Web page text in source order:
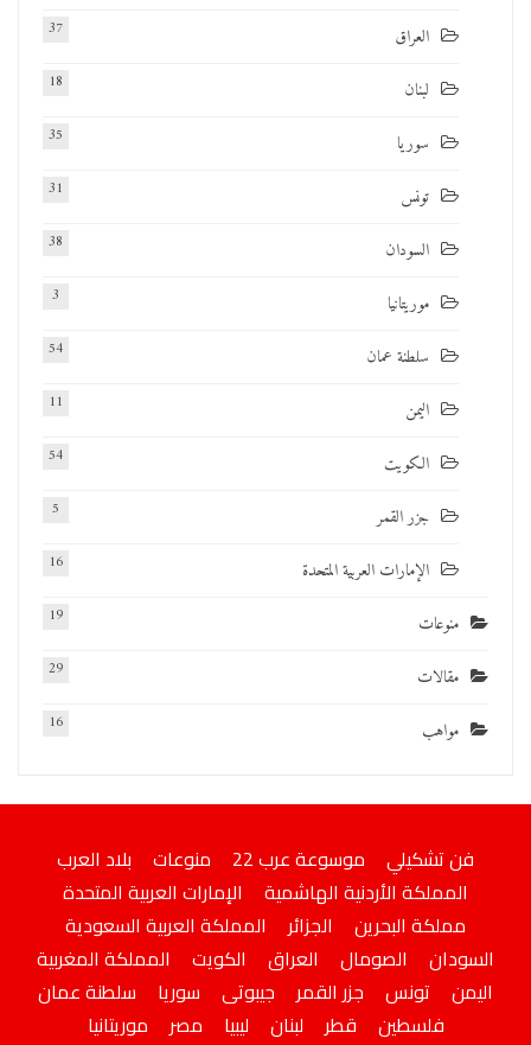
العراق 37
لبنان 18
سوريا 35
تونس 31
السودان 38
موريتانيا 3
سلطنة عمان 54
اليمن 11
الكويت 54
جزر القمر 5
الإمارات العربية المتحدة 16
منوعات 19
مقالات 29
مواهب 16
فن تشكيلي موسوعة عرب 22 منوعات
بلاد العرب
المملكة الأردنية الهاشمية
الإمارات العربية المتحدة
مملكة البحرين
الجزائر
المملكة العربية السعودية
السودان
الصومال العراق الكويت
المملكة المغربية
اليمن
تونس جزر القمر جيبوتى سوريا
سلطنة عمان
فلسطين
قطر لبنان ليبيا مصر موريتانيا